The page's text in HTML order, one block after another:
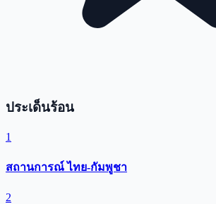
ประเด็นร้อน
1
สถานการณ์ ไทย-กัมพูชา
2